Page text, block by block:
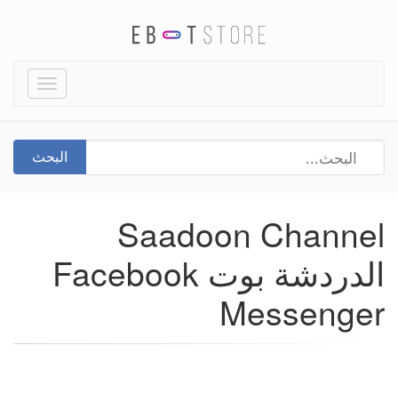
Toggle
البحث
Saadoon Channel
الدردشة بوت Facebook
Messenger